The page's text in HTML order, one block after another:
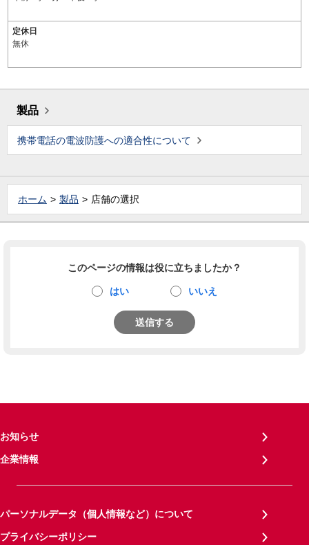
定休日
無休
製品
携帯電話の電波防護への適合性について
ホーム 製品 店舗の選択
このページの情報は役に立ちましたか？
はい いいえ
送信する
お知らせ
企業情報
パーソナルデータ（個人情報など）について
プライバシーポリシー